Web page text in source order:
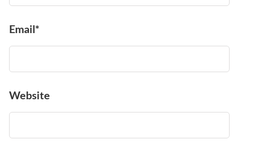
Email *
Website